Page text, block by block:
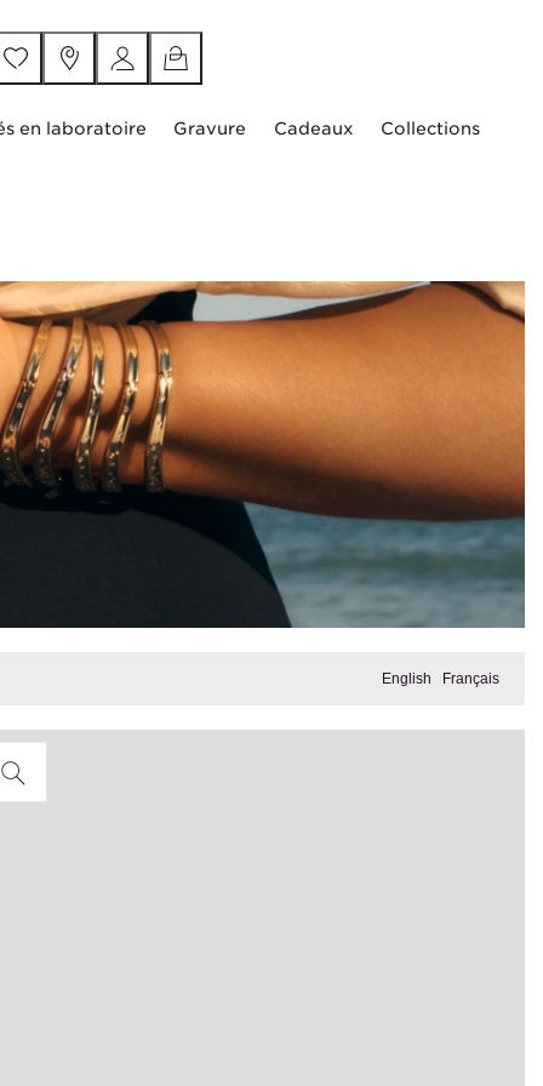
en laboratoire Gravure Cadeaux Collections
English Français